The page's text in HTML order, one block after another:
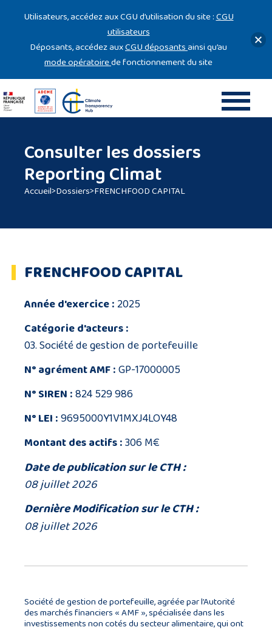
Consulter les dossiers
Reporting Climat
Accueil>Dossiers>FRENCHFOOD CAPITAL
FRENCHFOOD CAPITAL
Année d'exercice :2025
Catégorie d'acteurs :
03. Société de gestion de portefeuille
N° agrément AMF :GP-17000005
N° SIREN :824 529 986
N° LEI :9695000Y1V1MXJ4LOY48
Montant des actifs :306 M€
Date de publication sur le CTH :
08 juillet 2026
Dernière Modification sur le CTH :
08 juillet 2026
Société de gestion de portefeuille, agréée par l’Autorité
des marchés financiers « AMF », spécialisée dans les
investissements non cotés du secteur alimentaire, qui ont
Utilisateurs, accédez aux CGU d’utilisation du site :CGU
utilisateurs
Déposants, accédez auxCGU déposantsainsi qu’au
mode opératoirede fonctionnement du site